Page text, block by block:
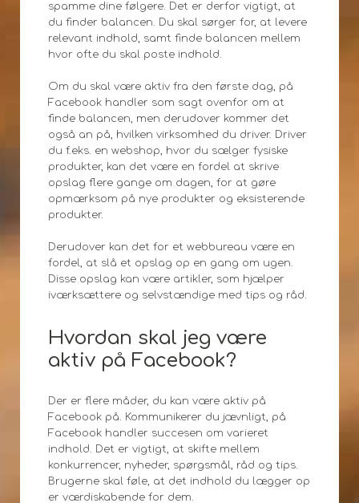
spamme dine følgere. Det er derfor vigtigt, at
du finder balancen. Du skal sørger for, at levere
relevant indhold, samt finde balancen mellem
hvor ofte du skal poste indhold.
Om du skal være aktiv fra den første dag, på
Facebook handler som sagt ovenfor om at
finde balancen, men derudover kommer det
også an på, hvilken virksomhed du driver. Driver
du f.eks. en webshop, hvor du sælger fysiske
produkter, kan det være en fordel at skrive
opslag flere gange om dagen, for at gøre
opmærksom på nye produkter og eksisterende
produkter.
Derudover kan det for et webbureau være en
fordel, at slå et opslag op en gang om ugen.
Disse opslag kan være artikler, som hjælper
iværksættere og selvstændige med tips og råd.
Hvordan skal jeg være
aktiv på Facebook?
Der er flere måder, du kan være aktiv på
Facebook på. Kommunikerer du jævnligt, på
Facebook handler succesen om varieret
indhold. Det er vigtigt, at skifte mellem
konkurrencer, nyheder, spørgsmål, råd og tips.
Brugerne skal føle, at det indhold du lægger op
er værdiskabende for dem.